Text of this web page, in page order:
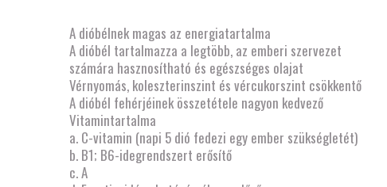
A dióbélnek magas az energiatartalma
A dióbél tartalmazza a legtöbb, az emberi szervezet
számára hasznosítható és egészséges olajat
Vérnyomás, koleszterinszint és vércukorszint csökkentő
A dióbél fehérjéinek összetétele nagyon kedvező
Vitamintartalma
a. C-vitamin (napi 5 dió fedezi egy ember szükségletét)
b. B1; B6-idegrendszert erősítő
c. A